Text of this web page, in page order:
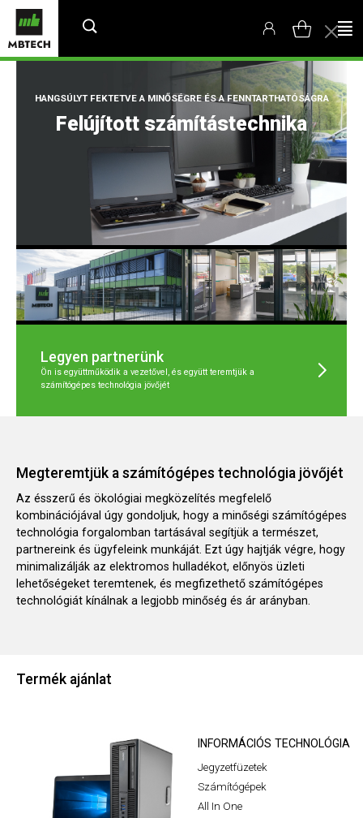
HANGSÚLYT FEKTETVE A MINŐSÉGRE ÉS A FENNTARTHATÓSÁGRA
Felújított számítástechnika
Legyen partnerünk
Ön is együttműködik a vezetővel, és együtt teremtjük a
számítógépes technológia jövőjét
Megteremtjük a számítógépes technológia jövőjét
Az ésszerű és ökológiai megközelítés megfelelő
kombinációjával úgy gondoljuk, hogy a minőségi számítógépes
technológia forgalomban tartásával segítjük a természet,
partnereink és ügyfeleink munkáját. Ezt úgy hajtják végre, hogy
minimalizálják az elektromos hulladékot, előnyös üzleti
lehetőségeket teremtenek, és megfizethető számítógépes
technológiát kínálnak a legjobb minőség és ár arányban.
Termék ajánlat
INFORMÁCIÓS TECHNOLÓGIA
Jegyzetfüzetek
Számítógépek
All In One